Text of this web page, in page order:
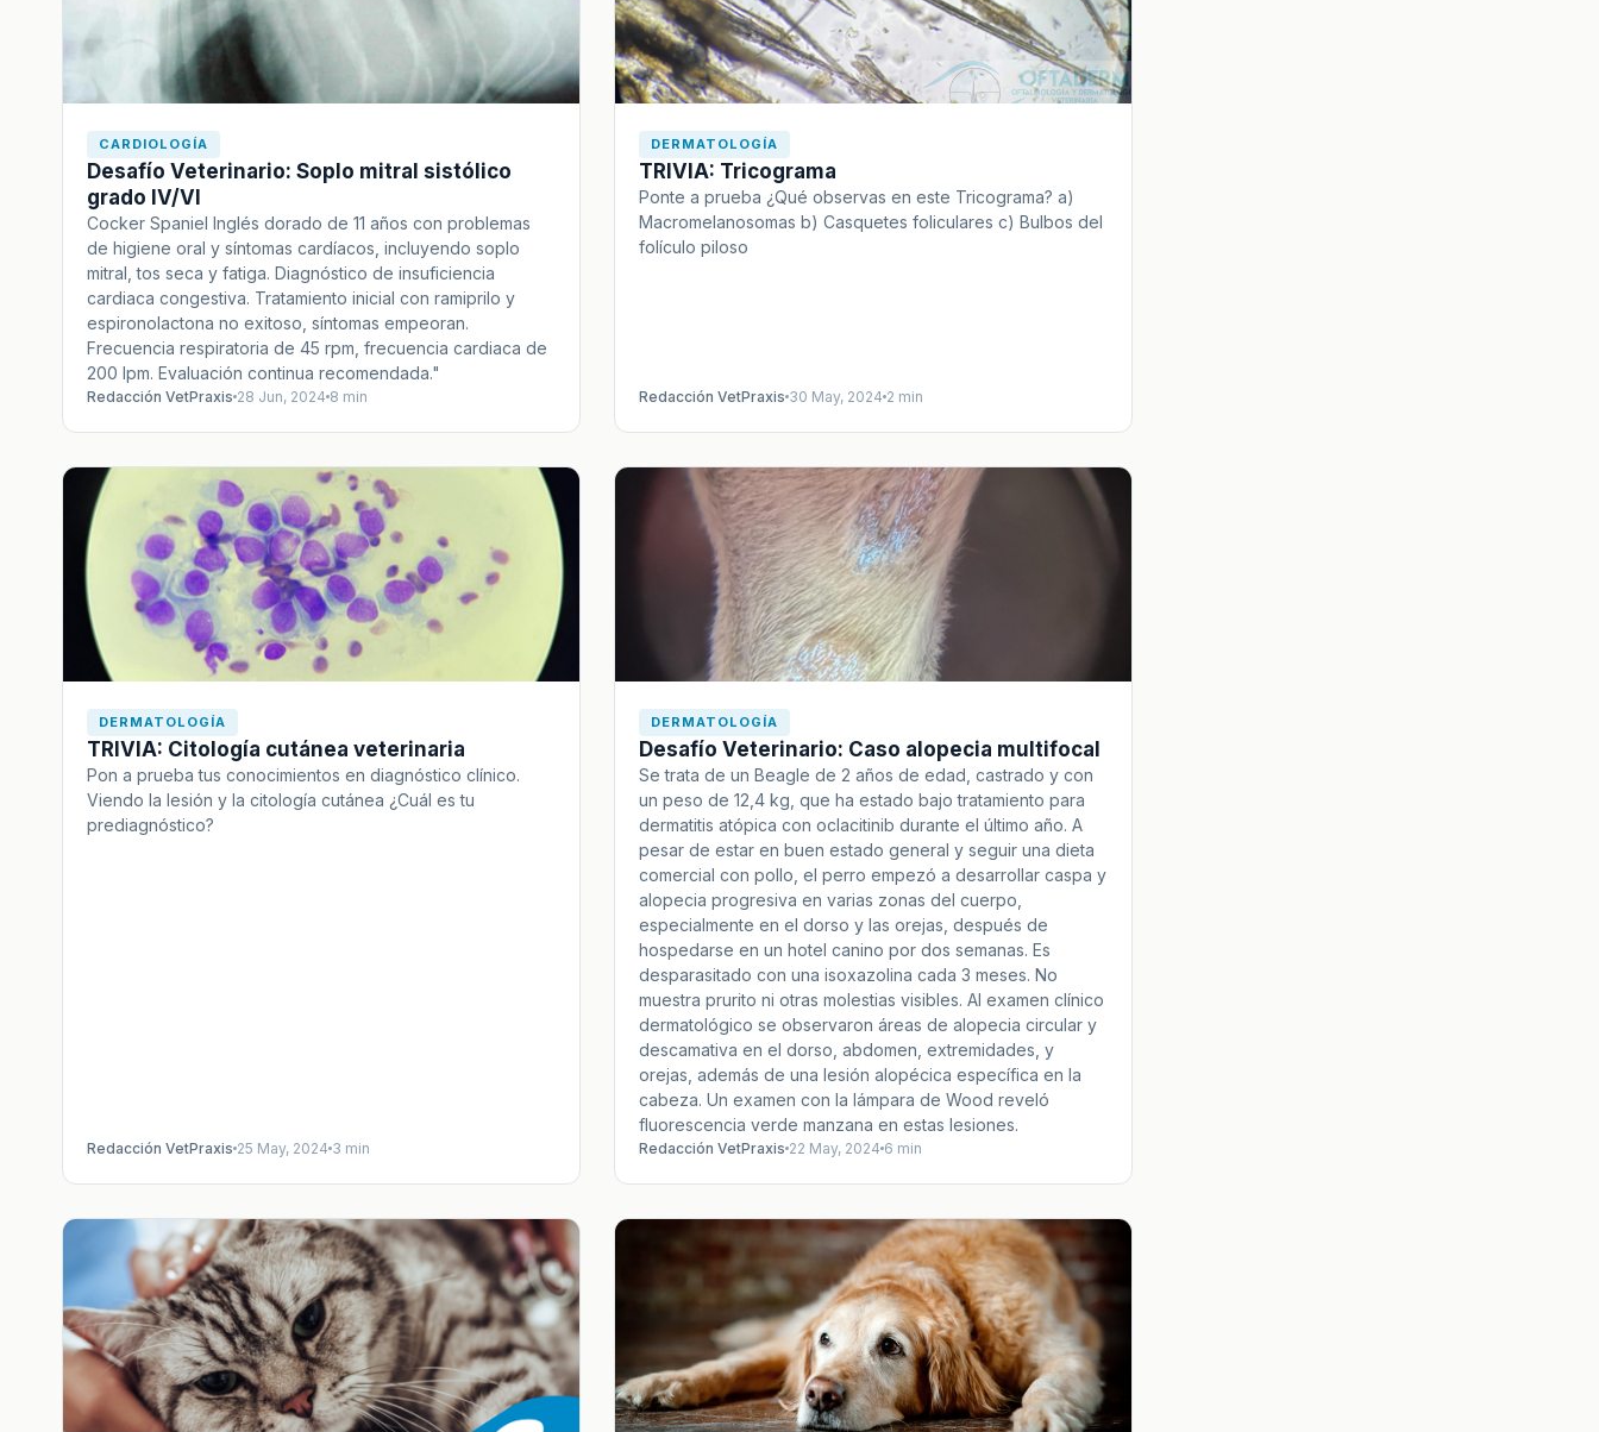
CARDIOLOGÍA
Desafío Veterinario: Soplo mitral sistólico
grado IV/VI
Cocker Spaniel Inglés dorado de 11 años con problemas
de higiene oral y síntomas cardíacos, incluyendo soplo
mitral, tos seca y fatiga. Diagnóstico de insuficiencia
cardiaca congestiva. Tratamiento inicial con ramiprilo y
espironolactona no exitoso, síntomas empeoran.
Frecuencia respiratoria de 45 rpm, frecuencia cardiaca de
200 lpm. Evaluación continua recomendada."
Redacción VetPraxis 28 Jun, 2024 8 min
DERMATOLOGÍA
TRIVIA: Tricograma
Ponte a prueba ¿Qué observas en este Tricograma? a)
Macromelanosomas b) Casquetes foliculares c) Bulbos del
folículo piloso
Redacción VetPraxis 30 May, 2024 2 min
DERMATOLOGÍA
TRIVIA: Citología cutánea veterinaria
Pon a prueba tus conocimientos en diagnóstico clínico.
Viendo la lesión y la citología cutánea ¿Cuál es tu
prediagnóstico?
Redacción VetPraxis 25 May, 2024 3 min
DERMATOLOGÍA
Desafío Veterinario: Caso alopecia multifocal
Se trata de un Beagle de 2 años de edad, castrado y con
un peso de 12,4 kg, que ha estado bajo tratamiento para
dermatitis atópica con oclacitinib durante el último año. A
pesar de estar en buen estado general y seguir una dieta
comercial con pollo, el perro empezó a desarrollar caspa y
alopecia progresiva en varias zonas del cuerpo,
especialmente en el dorso y las orejas, después de
hospedarse en un hotel canino por dos semanas. Es
desparasitado con una isoxazolina cada 3 meses. No
muestra prurito ni otras molestias visibles. Al examen clínico
dermatológico se observaron áreas de alopecia circular y
descamativa en el dorso, abdomen, extremidades, y
orejas, además de una lesión alopécica específica en la
cabeza. Un examen con la lámpara de Wood reveló
fluorescencia verde manzana en estas lesiones.
Redacción VetPraxis 22 May, 2024 6 min